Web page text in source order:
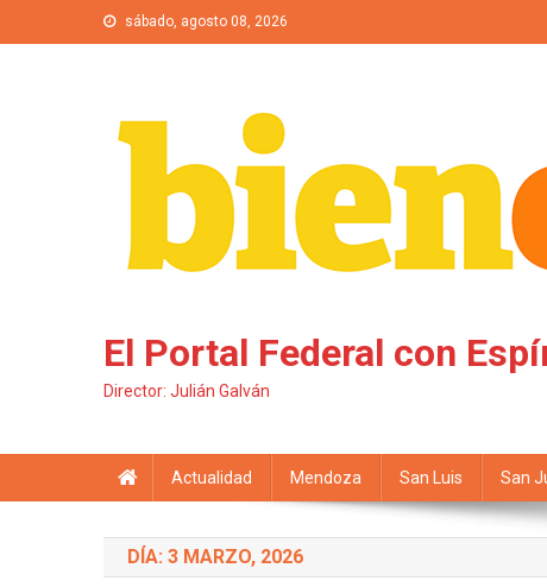
Saltar al contenidosábado, agosto 08, 2026
El Portal Federal con
Director: Julián Galván
Actualidad Mendoza San Luis San
DÍA: 3 MARZO, 2026